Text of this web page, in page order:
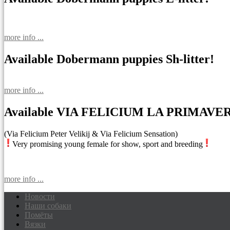
more info ...
Available Dobermann puppies Sh-litter!
more info ...
Available VIA FELICIUM LA
(Via Felicium Peter Velikij & Via Felicium Sensation)
Very promising young female for show, sport and breeding
more info ...
Доберманы питомник Via Felicium,
Новости
Наши собаки
Помёты
Вязки